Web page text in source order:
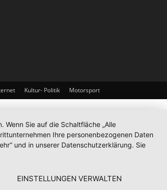
Kultur- Politik Motorsport
Sie auf die Schaltfläche „Alle
Ihre personenbezogenen Daten
und in unserer Datenschutzerklärung. Sie
EINSTELLUNGEN VERWALTEN